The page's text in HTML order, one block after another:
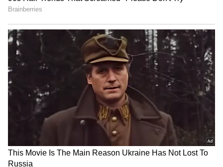
4
Shalini, Richard Rishi, Shamlee
திருமணத்துக்கு பின்னர் அலைபாயுதே
மற்றும் பிரியாத வரம் வேண்டும் ஆகிய
இரண்டு படங்களில் மட்டும் நடித்த ஷாலினி,
அதன்பின்னர் சினிமா பக்கம்